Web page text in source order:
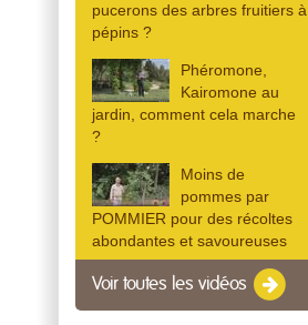
pucerons des arbres fruitiers à
pépins ?
Phéromone,
Kairomone au
jardin, comment cela marche
?
Moins de
pommes par
POMMIER pour des récoltes
abondantes et savoureuses
Voir toutes les vidéos